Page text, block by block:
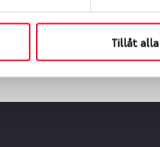
Tillåt alla